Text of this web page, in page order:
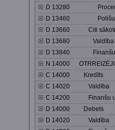
D 13280
D 13460 Polišu
D 13660 Citi
D 13680 Valdība
D 13840 Finanšu un
N 14000
C 14000 Kredīts
C 14020 Valdība
C 14200 Finanšu un
D 14000 Debets
D 14020 Valdība